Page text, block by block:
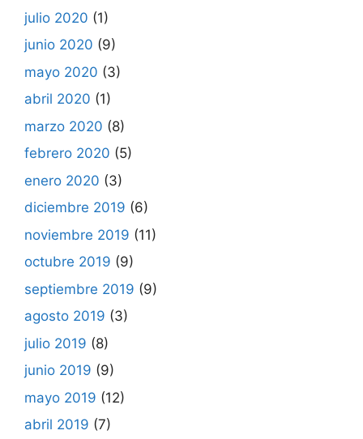
julio 2020 (1)
junio 2020 (9)
mayo 2020 (3)
abril 2020 (1)
marzo 2020 (8)
febrero 2020 (5)
enero 2020 (3)
diciembre 2019 (6)
noviembre 2019 (11)
octubre 2019 (9)
septiembre 2019 (9)
agosto 2019 (3)
julio 2019 (8)
junio 2019 (9)
mayo 2019 (12)
abril 2019 (7)